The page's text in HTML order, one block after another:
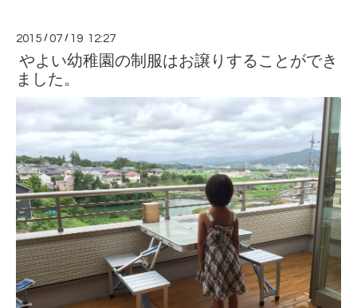
2015 /07 / 19 12:27
やよい幼稚園の制服はお譲りすることができ
ました。